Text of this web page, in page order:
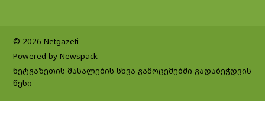
© 2026 Netgazeti
Powered by Newspack
ნეტგაზეთის მასალების სხვა გამოცემებში გადაბეჭდვის
წესი